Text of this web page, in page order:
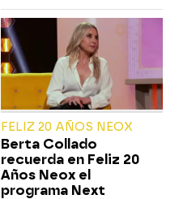
FELIZ 20 AÑOS NEOX
Berta Collado
recuerda en Feliz 20
Años Neox el
programa Next